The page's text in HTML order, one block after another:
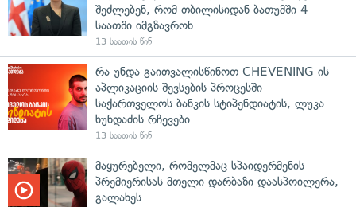
შეძლებენ, რომ თბილისიდან ბათუმში 4
საათში იმგზავრონ
13 საათის წინ
რა უნდა გაითვალისწინოთ CHEVENING-ის
აპლიკაციის შევსების პროცესში —
საქართველოს ბანკის სტიპენდიატის, ლუკა
ხუნდაძის რჩევები
13 საათის წინ
მაყურებელი, რომელმაც სპაიდერმენის
პრემიერისას მთელი დარბაზი დაასპოილერა,
გალახეს